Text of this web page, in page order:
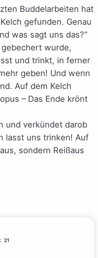
Buddelarbeiten hat
gefunden. Genau
was sagt uns das?“
wurde,
und trinkt, in ferner
geben! Und wenn
Auf dem Kelch
– Das Ende krönt
und verkündet darob
lasst uns trinken! Auf
sondern Reißaus
21